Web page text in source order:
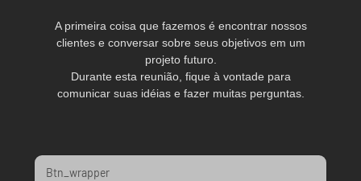
A primeira coisa que fazemos é encontrar nossos
clientes e conversar sobre seus objetivos em um
projeto futuro.
Durante esta reunião, fique à vontade para
comunicar suas idéias e fazer muitas perguntas.
Btn_wrapper